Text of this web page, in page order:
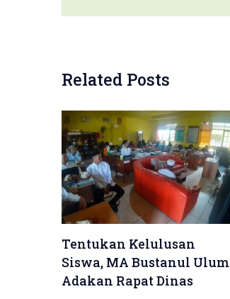
Related Posts
Tentukan Kelulusan
Siswa, MA Bustanul Ulum
Adakan Rapat Dinas